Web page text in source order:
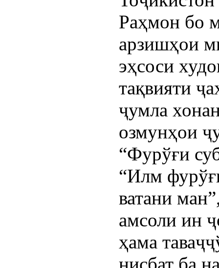
Раҳмон бо
арзишҳои
эҳсоси
тақвияти
ҷумла
озмунҳои
“Фурўғи
“Илм
ватани
амсоли ин
ҳама
нисбат ба